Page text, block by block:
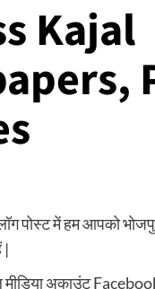
Kajal
पोस्ट में हम आपको
|
अकाउंट